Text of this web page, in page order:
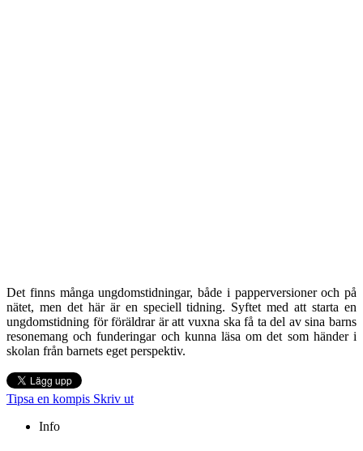
Det finns många ungdomstidningar, både i papperversioner och på
nätet, men det här är en speciell tidning. Syftet med att starta en
ungdomstidning för föräldrar är att vuxna ska få ta del av sina barns
resonemang och funderingar och kunna läsa om det som händer i
skolan från barnets eget perspektiv.
Tipsa en kompis Skriv ut
Info